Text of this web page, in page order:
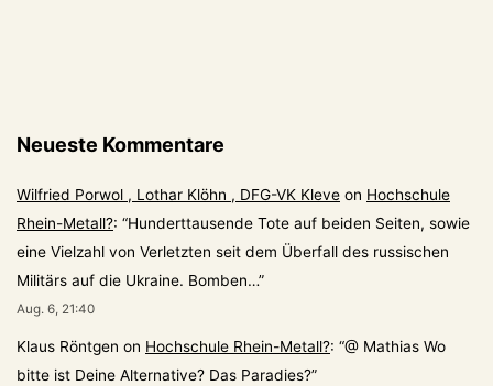
Neueste Kommentare
Wilfried Porwol , Lothar Klöhn , DFG-VK Kleve on Hochschule
Rhein-Metall?: “Hunderttausende Tote auf beiden Seiten, sowie
eine Vielzahl von Verletzten seit dem Überfall des russischen
Militärs auf die Ukraine. Bomben…”
Aug. 6, 21:40
Klaus Röntgen on Hochschule Rhein-Metall?: “@ Mathias Wo
bitte ist Deine Alternative? Das Paradies?”